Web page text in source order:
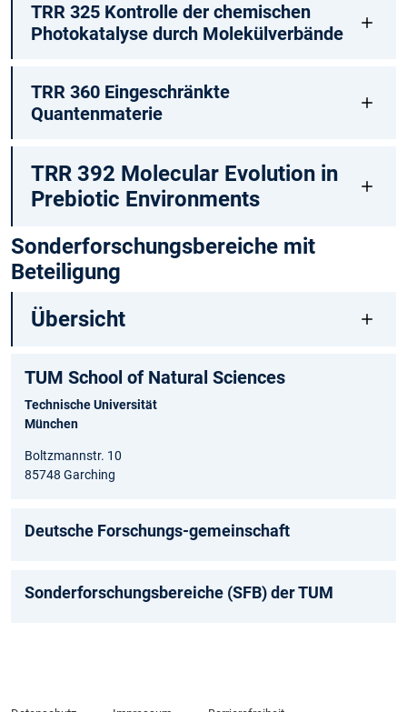
TRR 325 Kontrolle der chemischen
Photokatalyse durch Molekülverbände
TRR 360 Eingeschränkte
Quantenmaterie
TRR 392 Molecular Evolution in
Prebiotic Environments
Sonderforschungsbereiche mit
Beteiligung
Übersicht
TUM School of Natural Sciences
Technische Universität
München
Boltzmannstr. 10
85748 Garching
Deutsche Forschungs-gemeinschaft
Sonderforschungsbereiche (SFB) der TUM